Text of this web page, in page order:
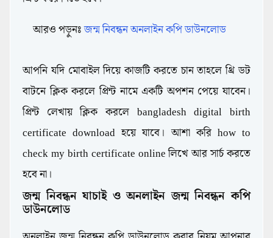
আরও পড়ুনঃজন্ম নিবন্ধন অনলাইন কপি ডাউনলোড
আপনি যদি মোবাইল দিয়ে কাজটি করতে চান তাহলে থ্রি ডট
বাটনে ক্লিক করলে প্রিন্ট নামে একটি অপশন পেয়ে যাবেন।
প্রিন্ট লেখায় ক্লিক করলে bangladesh digital birth
certificate download হয়ে যাবে। আশা করি how to
check my birth certificate online লিখে আর সার্চ করতে
হবে না।
জন্ম নিবন্ধন যাচাই ও অনলাইন জন্ম নিবন্ধন কপি
ডাউনলোড